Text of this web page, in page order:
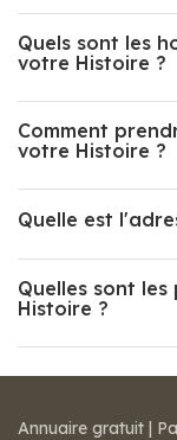
Quels sont les
votre Histoire ?
Comment
votre Histoire ?
Quelle est
Quelles sont
Histoire ?
Annuaire gratuit |